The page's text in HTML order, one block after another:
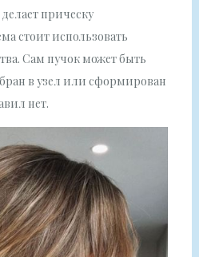
прическу
стоит использовать
Сам пучок может быть
в узел или сформирован
нет.